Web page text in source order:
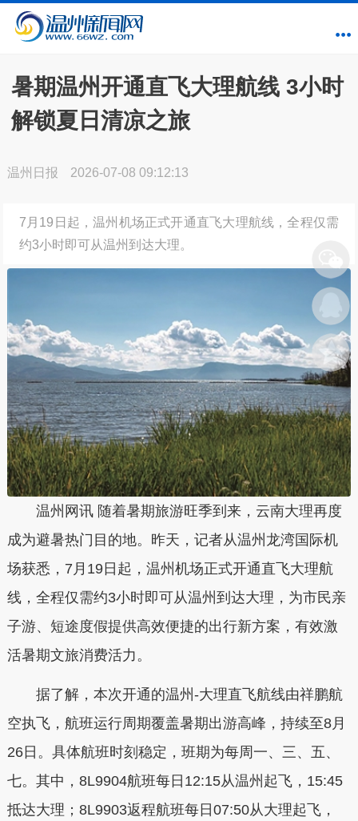
暑期温州开通直飞大理航线 3小时
解锁夏日清凉之旅
温州日报 2026-07-08 09:12:13
7月19日起，温州机场正式开通直飞大理航线，全程仅需
约3小时即可从温州到达大理。
温州网讯 随着暑期旅游旺季到来，云南大理再度
成为避暑热门目的地。昨天，记者从温州龙湾国际机
场获悉，7月19日起，温州机场正式开通直飞大理航
线，全程仅需约3小时即可从温州到达大理，为市民亲
子游、短途度假提供高效便捷的出行新方案，有效激
活暑期文旅消费活力。
据了解，本次开通的温州-大理直飞航线由祥鹏航
空执飞，航班运行周期覆盖暑期出游高峰，持续至8月
26日。具体航班时刻稳定，班期为每周一、三、五、
七。其中，8L9904航班每日12:15从温州起飞，15:45
抵达大理；8L9903返程航班每日07:50从大理起飞，